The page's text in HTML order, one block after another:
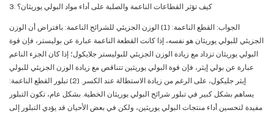
الجواب: القطع الناعمة: (1) الوزن الجزيئي للشرائح الناعمة: بافتراض أن الوزن
الجزيئي للبولي يوريثان هو نفسه، إذا كانت القطعة الناعمة عبارة عن بوليستر، فإن قوة
البولي يوريثان تزداد مع زيادة الوزن الجزيئي للبوليستر جلايكول؛ إذا كان الجزء الناعم
عبارة عن بولي إيثر، فإن قوة البولي يوريثين تتناقص مع زيادة الوزن الجزيئي للبولي
إيثر جليكول، على الرغم من زيادة الاستطالة عند الكسر. (2) تبلور القطع الناعمة:
يساهم بشكل كبير في تبلور شرائح البولي يوريثان الخطية. بشكل عام، تكون التبلور
مفيدة لتحسين أداء منتجات البولي يوريثين، ولكن في بعض الأحيان قد يؤدي التبلور إلى